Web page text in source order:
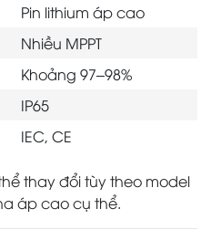
Pin lithium áp cao
Nhiều MPPT
Khoảng 97–98%
IP65
IEC, CE
thay đổi tùy theo model
áp cao cụ thể.